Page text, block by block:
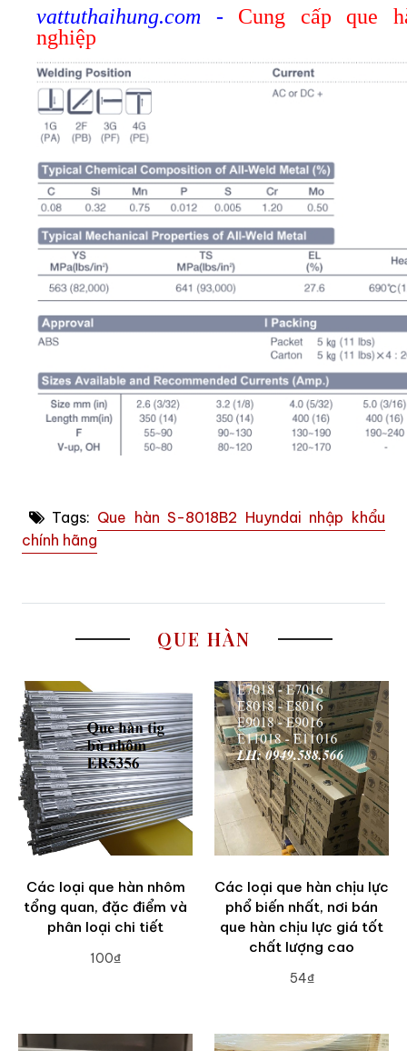
vattuthaihung.com - Cung cấp que
nghiệp
Tags: Que hàn S-8018B2 Huyndai nhập khẩu
chính hãng
QUE HÀN
Các loại que hàn nhôm
tổng quan, đặc điểm và
phân loại chi tiết
100₫
Các loại que hàn chịu lực
phổ biến nhất, nơi bán
que hàn chịu lực giá tốt
chất lượng cao
54₫